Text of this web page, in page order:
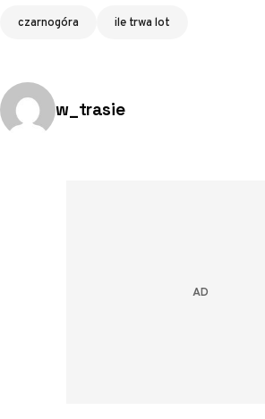
Tagi
czarnogóra ile trwa lot
Opublikowano przez:
w_trasie